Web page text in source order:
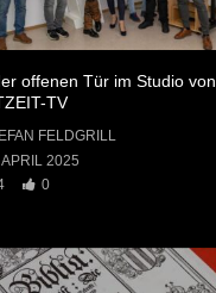
offenen Tür im Studio von
TV
FELDGRILL
2025
0